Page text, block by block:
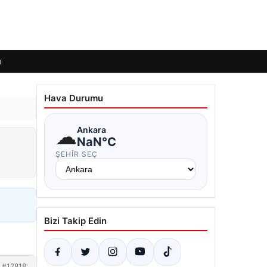
Hava Durumu
☁Ankara
NaN°C
ŞEHIR SEÇ
Bizi Takip Edin